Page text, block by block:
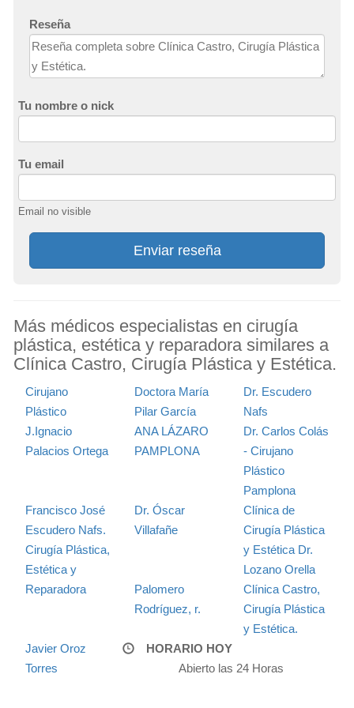
Reseña
Tu nombre o nick
Tu email
Email no visible
Enviar reseña
Más médicos especialistas en cirugía
plástica, estética y reparadora similares a
Clínica Castro, Cirugía Plástica y Estética.
Cirujano
Plástico
J.Ignacio
Palacios Ortega
Doctora María
Pilar García
Dr. Escudero
Nafs
ANA LÁZARO
PAMPLONA
Dr. Carlos Colás
- Cirujano
Plástico
Pamplona
Francisco José
Escudero Nafs.
Cirugía Plástica,
Estética y
Reparadora
Dr. Óscar
Villafañe
Clínica de
Cirugía Plástica
y Estética Dr.
Lozano Orella
Palomero
Rodríguez, r.
Clínica Castro,
Cirugía Plástica
y Estética.
Javier Oroz
Torres
HORARIO HOY
Abierto las 24 Horas